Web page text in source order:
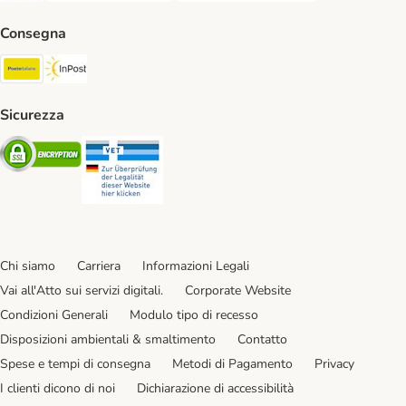
Consegna
Poste Italiane. Shipping Method
Sicurezza
Security
Chi siamo Carriera
Informazioni Legali
Vai all'Atto sui servizi digitali.
Corporate Website
Condizioni Generali
Modulo tipo di recesso
Disposizioni ambientali & smaltimento
Contatto
Spese e tempi di consegna
Metodi di Pagamento
Privacy
I clienti dicono di noi
Dichiarazione di accessibilità